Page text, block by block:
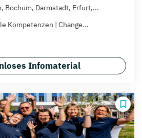
Bochum, Darmstadt, Erfurt,...
Kompetenzen | Change...
Infomaterial